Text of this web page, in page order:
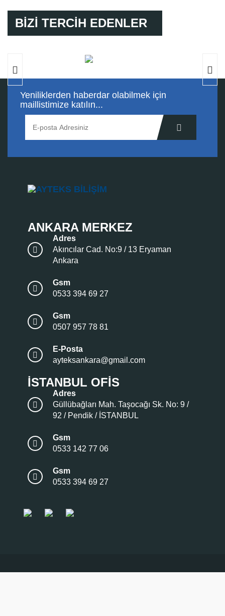
BİZİ TERCİH EDENLER
Yeniliklerden haberdar olabilmek için
maillistimize katılın...
ANKARA MERKEZ
Adres
Akıncılar Cad. No:9 / 13 Eryaman
Ankara
Gsm
0533 394 69 27
Gsm
0507 957 78 81
E-Posta
ayteksankara@gmail.com
İSTANBUL OFIS
Adres
Güllübağları Mah. Taşocağı Sk. No: 9 /
92 / Pendik / İSTANBUL
Gsm
0533 142 77 06
Gsm
0533 394 69 27